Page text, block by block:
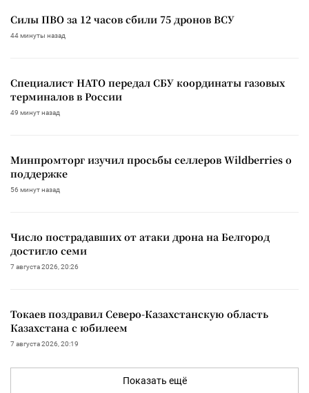
Силы ПВО за 12 часов сбили 75 дронов ВСУ
44 минуты назад
Специалист НАТО передал СБУ координаты газовых
терминалов в России
49 минут назад
Минпромторг изучил просьбы селлеров Wildberries о
поддержке
56 минут назад
Число пострадавших от атаки дрона на Белгород
достигло семи
7 августа 2026, 20:26
Токаев поздравил Северо-Казахстанскую область
Казахстана с юбилеем
7 августа 2026, 20:19
Показать ещё